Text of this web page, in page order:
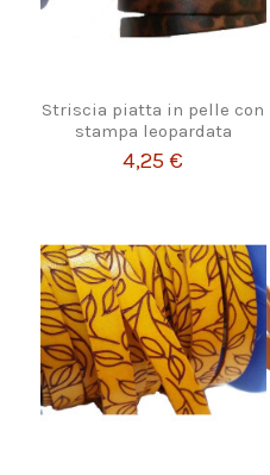
Striscia piatta in pelle con
stampa leopardata
4,25 €